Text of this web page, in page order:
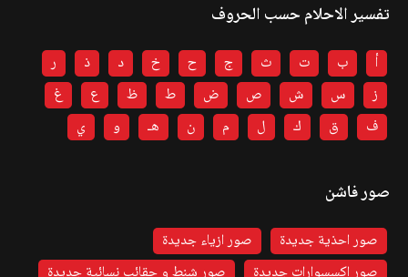
تفسير الاحلام حسب الحروف
أ ب ت ث ج ح خ د ذ
ر
ز
س ش ص ض ط ظ ع
غ
ف
ق ك ل م ن هـ و ي
صور فاشن
صور احذية جديدة
صور ازياء جديدة